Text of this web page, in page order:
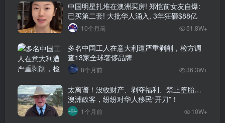
中国明星扎堆在澳洲买房! 郑恺前女友自爆:
已买第二套! 大批华人涌入, 3年狂砸$88亿
10个月前 51.8W+
多名中国工人在意大利遭严重剥削，检方调
查13家全球奢侈品牌
8个月前 36.3W+
太离谱！没收财产、剥夺福利、禁止堕胎…
澳洲政客，纷纷对华人移民“开刀”！
1个月前 10W+